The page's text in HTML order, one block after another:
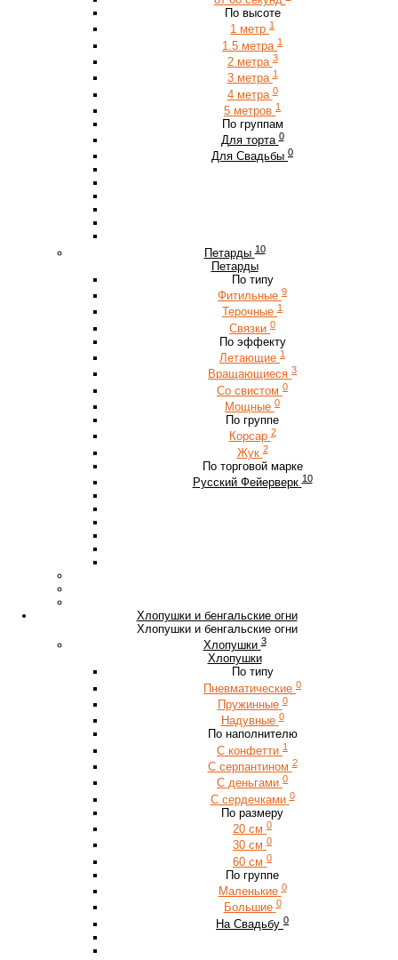
По высоте
1 метр 1
1.5 метра 1
2 метра 3
3 метра 1
4 метра 0
5 метров 1
По группам
Для торта 0
Для Свадьбы 0
Петарды 10
Петарды
По типу
Фитильные 9
Терочные 1
Связки 0
По эффекту
Летающие 1
Вращающиеся 3
Со свистом 0
Мощные 0
По группе
Корсар 2
Жук 2
По торговой марке
Русский Фейерверк 10
Хлопушки и бенгальские огни
Хлопушки и бенгальские огни
Хлопушки 3
Хлопушки
По типу
Пневматические 0
Пружинные 0
Надувные 0
По наполнителю
С конфетти 1
С серпантином 2
С деньгами 0
С сердечками 0
По размеру
20 см 0
30 см 0
60 см 0
По группе
Маленькие 0
Большие 0
На Свадьбу 0